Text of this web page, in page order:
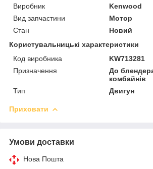
Виробник
Kenwood
Вид запчастини
Мотор
Стан
Новий
Користувальницькі характеристики
Код виробника
KW713281
Призначення
До
комбайнів
Тип
Двигун
Приховати
Умови доставки
Нова Пошта